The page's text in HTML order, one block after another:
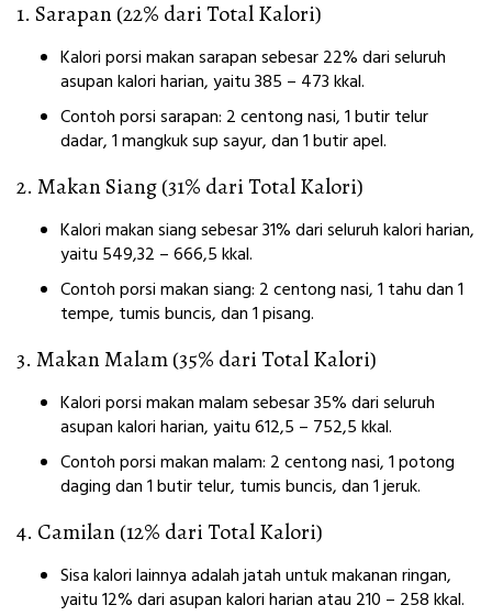
1. Sarapan (22% dari Total Kalori)
Kalori porsi makan sarapan sebesar 22% dari seluruh
asupan kalori harian, yaitu 385 – 473 kkal.
Contoh porsi sarapan: 2 centong nasi, 1 butir telur
dadar, 1 mangkuk sup sayur, dan 1 butir apel.
2. Makan Siang (31% dari Total Kalori)
Kalori makan siang sebesar 31% dari seluruh kalori harian,
yaitu 549,32 – 666,5 kkal.
Contoh porsi makan siang: 2 centong nasi, 1 tahu dan 1
tempe, tumis buncis, dan 1 pisang.
3. Makan Malam (35% dari Total Kalori)
Kalori porsi makan malam sebesar 35% dari seluruh
asupan kalori harian, yaitu 612,5 – 752,5 kkal.
Contoh porsi makan malam: 2 centong nasi, 1 potong
daging dan 1 butir telur, tumis buncis, dan 1 jeruk.
4. Camilan (12% dari Total Kalori)
Sisa kalori lainnya adalah jatah untuk makanan ringan,
yaitu 12% dari asupan kalori harian atau 210 – 258 kkal.